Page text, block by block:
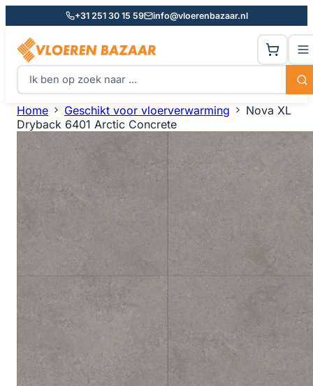
+31 251 30 15 59 info@vloerenbazaar.nl
Home Geschikt voor vloerverwarming
Nova XL
Dryback 6401 Arctic Concrete